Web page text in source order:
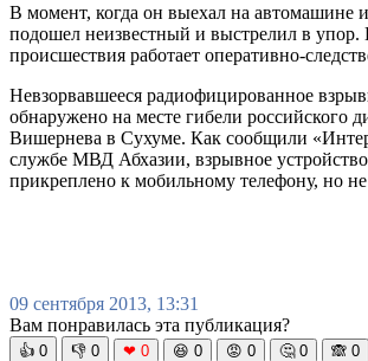
В момент, когда он выехал на автомашине
подошел неизвестный и выстрелил в упор.
происшествия работает оперативно-
Невзорвавшееся радиофицированное
обнаружено на месте гибели российского
Вишернева в Сухуме. Как сообщили
службе МВД Абхазии, взрывное
прикреплено к мобильному телефону, но не
09 сентября 2013, 13:31
Вам понравилась эта публикация?
👍 0 👎 0 ❤ 0 😆 0 😡 0 🤔 0 🙈 0